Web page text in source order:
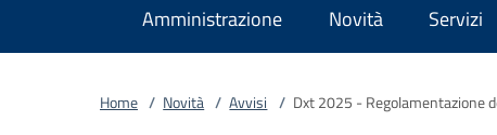
Amministrazione Novità Servizi
Home / Novità / Avvisi / Dxt 2025 - Regolamentazione